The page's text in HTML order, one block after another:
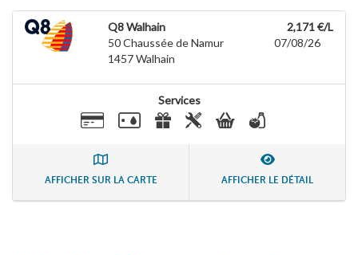
Q8 Walhain
50 Chaussée de Namur
1457Walhain
2,171 €/L
07/08/26
Services
AFFICHER SUR LA CARTE AFFICHER LE DÉTAIL